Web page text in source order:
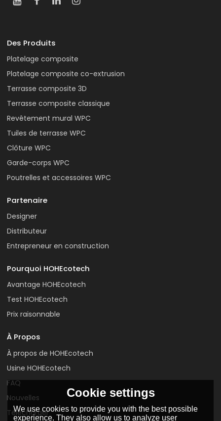
Des Produits
Platelage composite
Platelage composite co-extrusion
Terrasse composite 3D
Terrasse composite classique
Revêtement mural WPC
Tuiles de terrasse WPC
Clôture WPC
Garde-corps WPC
Poutrelles et accessoires WPC
Partenaire
Designer
Distributeur
Entrepreneur en construction
Pourquoi HOHEcotech
Avantage HOHEcotech
Test HOHEcotech
Prix raisonnable
À Propos
À propos de HOHEcotech
Usine HOHEcotech
FAQ
Nouvelles
Télécharger
Cookie settings
We use cookies to provide you with the best possible
experience. They also allow us to analyze user